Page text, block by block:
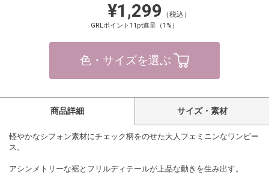
¥1,299 （税込）
GRLポイント11pt進呈（1%）
色・サイズを選ぶ
商品詳細 サイズ・素材
軽やかなシフォン素材にチェック柄をのせた大人フェミニンなワンピー
ス。
アシンメトリーな裾とフリルディテールが上品な動きを生み出す。